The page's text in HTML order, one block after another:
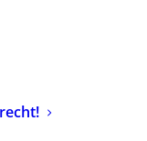
Bei
mit vielen
für